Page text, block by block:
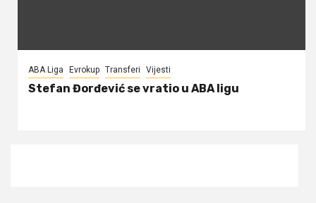
ABA Liga Evrokup Transferi Vijesti
Stefan Đorđević se vratio u ABA ligu